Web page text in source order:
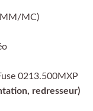
MC)
0213.500MXP
redresseur)